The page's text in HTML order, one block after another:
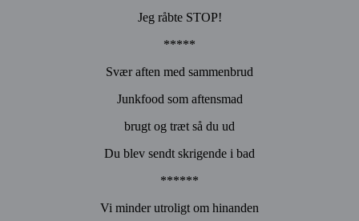
Jeg råbte STOP!
*****
Svær aften med sammenbrud
Junkfood som aftensmad
brugt og træt så du ud
Du blev sendt skrigende i bad
******
Vi minder utroligt om hinanden